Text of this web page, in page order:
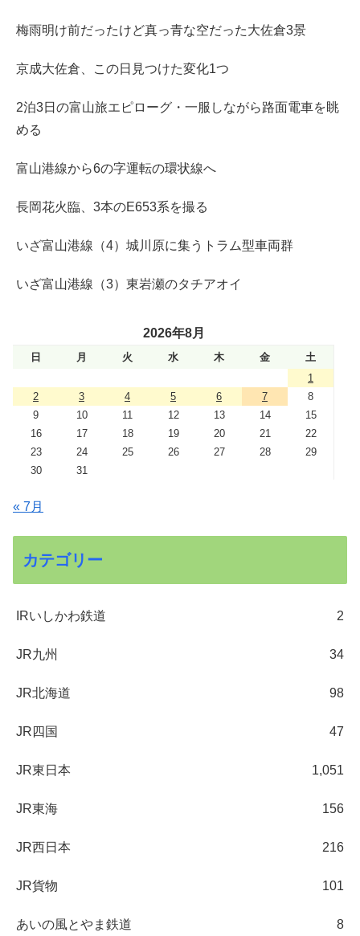
梅雨明け前だったけど真っ青な空だった大佐倉3景
京成大佐倉、この日見つけた変化1つ
2泊3日の富山旅エピローグ・一服しながら路面電車を眺
める
富山港線から6の字運転の環状線へ
長岡花火臨、3本のE653系を撮る
いざ富山港線（4）城川原に集うトラム型車両群
いざ富山港線（3）東岩瀬のタチアオイ
2026年8月
日 月 火 水 木 金
土
1
2
3 4 5 6 7
8
9
10 11 12 13 14
15
16
17 18 19 20 21
22
23
24 25 26 27 28
29
30
31
« 7月
カテゴリー
IRいしかわ鉄道 2
JR九州 34
JR北海道 98
JR四国 47
JR東日本 1,051
JR東海 156
JR西日本 216
JR貨物 101
あいの風とやま鉄道 8